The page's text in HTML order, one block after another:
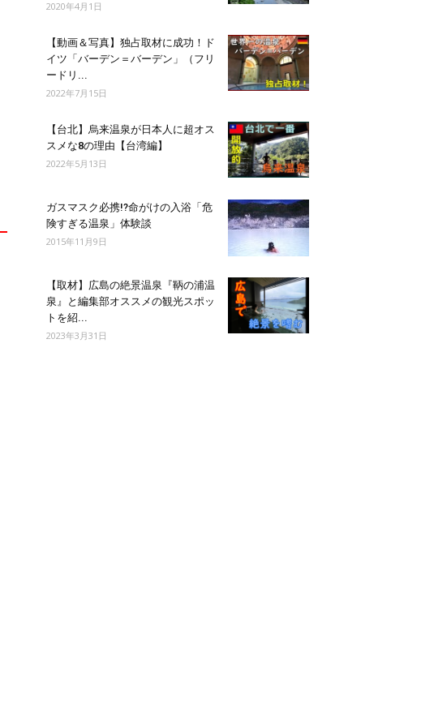
2020年4月1日
【動画＆写真】独占取材に成功！ド
イツ「バーデン＝バーデン」（フリ
ードリ...
2022年7月15日
【台北】烏来温泉が日本人に超オス
スメな8の理由【台湾編】
2022年5月13日
ガスマスク必携!?命がけの入浴「危
険すぎる温泉」体験談
2015年11月9日
【取材】広島の絶景温泉『鞆の浦温
泉』と編集部オススメの観光スポッ
トを紹...
2023年3月31日